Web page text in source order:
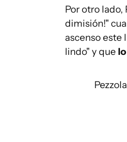
Por otro lado,
dimisión!"
ascenso este
lindo" y que